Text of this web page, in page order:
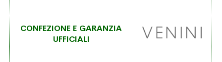
CONFEZIONE E GARANZIA
UFFICIALI